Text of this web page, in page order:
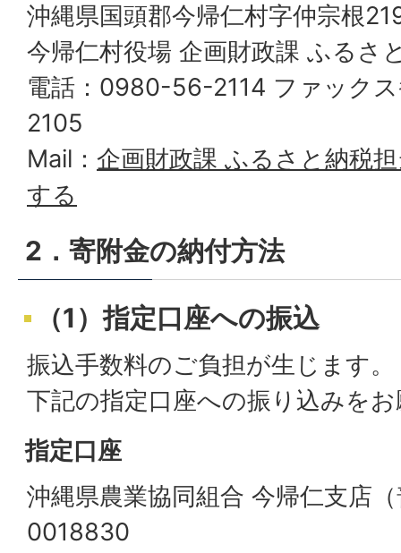
沖縄県国頭郡今帰仁村字仲宗根
今帰仁村役場 企画財政課 ふるさ
電話：0980-56-2114 ファック
2105
Mail： 企画財政課 ふるさと納税
する
2．寄附金の納付方法
（1）指定口座への振込
振込手数料のご負担が生じます。
下記の指定口座への振り込みを
指定口座
沖縄県農業協同組合 今帰仁支店
0018830